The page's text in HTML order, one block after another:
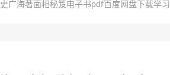
史广海著面相秘笈电子书pdf百度网盘下载学习